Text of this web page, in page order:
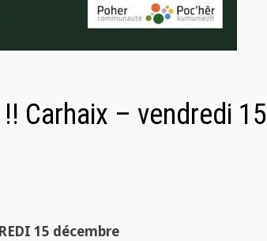
!! Carhaix – vendredi 15
15 décembre